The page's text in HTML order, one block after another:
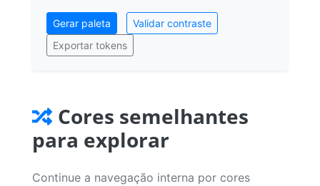
Gerar paleta
Validar contraste
Exportar tokens
Cores semelhantes
para explorar
Continue a navegação interna por cores